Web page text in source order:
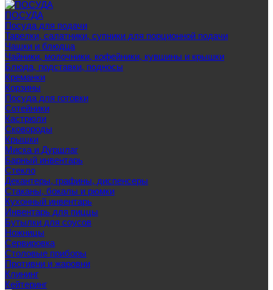
ПОСУДА
Посуда для подачи
Тарелки, салатники, супники для порционной подачи
Чашки и блюдца
Чайники, молочники, кофейники, кувшины и крышки
Блюда, подставки, подносы
Креманки
Корзины
Посуда для готовки
Сотейники
Кастрюли
Сковороды
Крышки
Миска и Дуршлаг
Барный инвентарь
Стекло
Декантеры, графины, диспенсеры
Стаканы, бокалы и рюмки
Кухонный инвентарь
Инвентарь для пиццы
Бутылки для соусов
Ножницы
Сервировка
Столовые приборы
Противни и жаровни
Клининг
Кейтеринг